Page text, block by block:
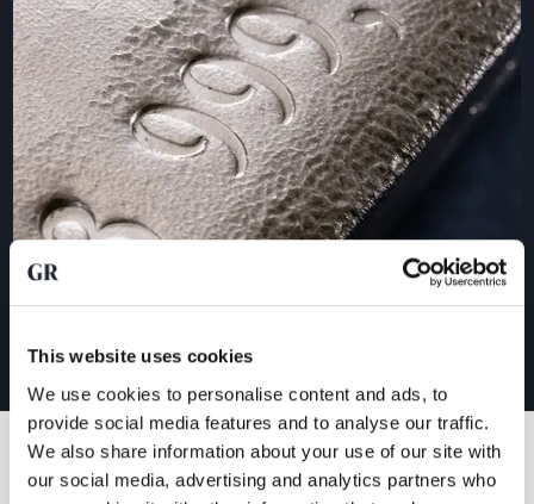
This website uses cookies
We use cookies to personalise content and ads, to
provide social media features and to analyse our traffic.
We also share information about your use of our site with
our social media, advertising and analytics partners who